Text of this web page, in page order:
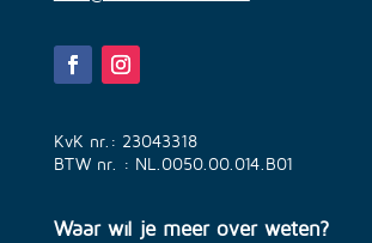
KvK nr.: 23043318
BTW nr. : NL.0050.00.014.B01
Waar wil je meer over weten?